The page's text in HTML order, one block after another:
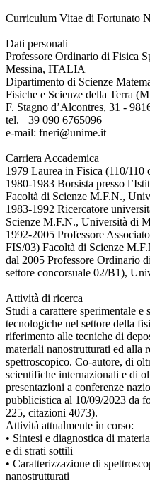
Curriculum Vitae di Fortunato
Dati personali
Professore Ordinario di Fisica
Messina, ITALIA
Dipartimento di Scienze
Fisiche e Scienze della Terra
F. Stagno d’Alcontres, 31 -
tel. +39 090 6765096
e-mail: fneri@unime.it
Carriera Accademica
1979 Laurea in Fisica (110/
1980-1983 Borsista presso
Facoltà di Scienze M.F.N.,
1983-1992 Ricercatore
Scienze M.F.N., Università di
1992-2005 Professore
FIS/03) Facoltà di Scienze
dal 2005 Professore Ordinario
settore concorsuale 02/B1),
Attività di ricerca
Studi a carattere sperimentale
tecnologiche nel settore della
riferimento alle tecniche di
materiali nanostrutturati ed alla
spettroscopico. Co-autore, di
scientifiche internazionali e di
presentazioni a conferenze
pubblicistica al 10/09/2023 da
225, citazioni 4073).
Attività attualmente in corso:
• Sintesi e diagnostica di
e di strati sottili
• Caratterizzazione di
nanostrutturati